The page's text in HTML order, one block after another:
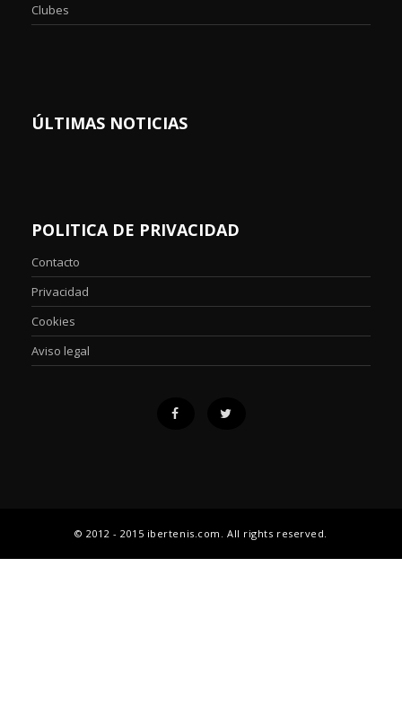
Clubes
ÚLTIMAS NOTICIAS
POLITICA DE PRIVACIDAD
Contacto
Privacidad
Cookies
Aviso legal
© 2012 - 2015 ibertenis.com. All rights reserved.